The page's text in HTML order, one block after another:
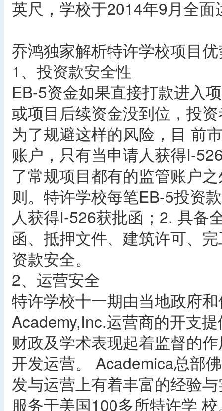
英尺，学校于2014年9月全
乔鸿独家解析特许学校项目
1、投资款安全性
EB-5资金如果直接打款进入
或项目后续资金没到位，投
为了规避这样的风险，目 前
账户，只有当申请人获得I-
了常规项目都有的监管账户
则。特许学校每笔EB-5投资
人获得I-526获批函；2. 具备
函、抵押文件、建筑许可、
资款安全。
2、运营安全
特许学校十一期由当地政府
Academy,Inc.运营商的开支
财政及学术表现起着监督的
开发运营。 Academica总部
发与运营上有着丰富的经验
服务于美国100多所特许学 校